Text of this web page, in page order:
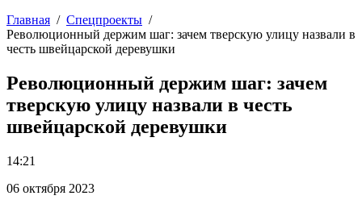
Главная
Спецпроекты
Революционный держим шаг: зачем тверскую улицу назвали в
честь швейцарской деревушки
Революционный держим шаг: зачем
тверскую улицу назвали в честь
швейцарской деревушки
14:21
06 октября 2023